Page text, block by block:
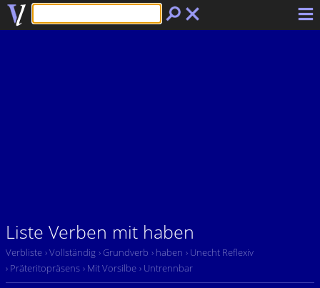
Liste Verben mit haben
Verbliste › Vollständig › Grundverb › haben › Unecht Reflexiv
› Präteritopräsens › Mit Vorsilbe › Untrennbar